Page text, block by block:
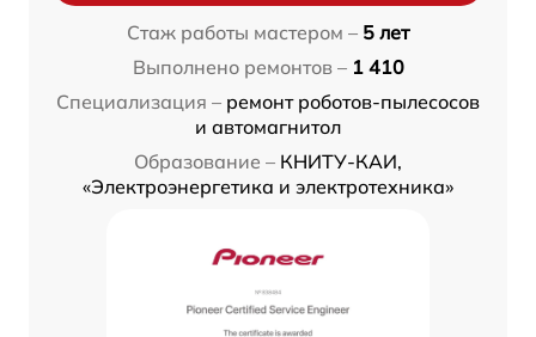
Стаж работы мастером – 5 лет
Выполнено ремонтов – 1 410
Специализация – ремонт роботов-пылесосов
и автомагнитол
Образование – КНИТУ-КАИ,
«Электроэнергетика и электротехника»